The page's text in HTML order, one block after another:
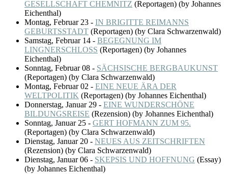
GESELLSCHAFT CHEMNITZ (Reportagen) (by Johannes
Eichenthal)
Montag, Februar 23 - IN BRIGITTE REIMANNS
GEBURTSSTADT (Reportagen) (by Clara Schwarzenwald)
Samstag, Februar 14 - BEGEGNUNG IM
LINGNERSCHLOSS (Reportagen) (by Johannes
Eichenthal)
Sonntag, Februar 08 - SÄCHSISCHE BERGBAUKUNST
(Reportagen) (by Clara Schwarzenwald)
Montag, Februar 02 - EINE NEUE ÄRA DER
WELTPOLITIK (Reportagen) (by Johannes Eichenthal)
Donnerstag, Januar 29 - EINE WUNDERSCHÖNE
BILDUNGSREISE (Rezension) (by Johannes Eichenthal)
Sonntag, Januar 25 - GERT HOFMANN ZUM 95.
(Reportagen) (by Clara Schwarzenwald)
Dienstag, Januar 20 - NEUES AUS ZEITSCHRIFTEN
(Rezension) (by Clara Schwarzenwald)
Dienstag, Januar 06 - SKEPSIS UND HOFFNUNG (Essay)
(by Johannes Eichenthal)